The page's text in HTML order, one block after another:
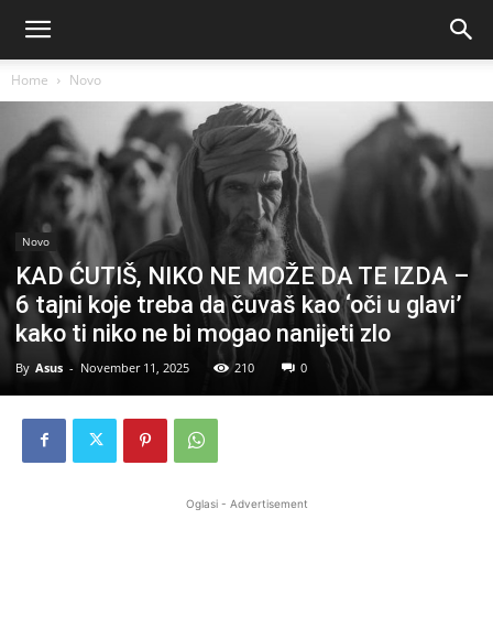
Home Novo
Novo
KAD ĆUTIŠ, NIKO NE MOŽE DA TE IZDA –
6 tajni koje treba da čuvaš kao ‘oči u glavi’
kako ti niko ne bi mogao nanijeti zlo
By Asus - November 11, 2025 210 0
Oglasi - Advertisement